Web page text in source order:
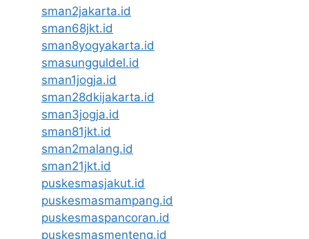
sman2jakarta.id
sman68jkt.id
sman8yogyakarta.id
smasungguldel.id
sman1jogja.id
sman28dkijakarta.id
sman3jogja.id
sman81jkt.id
sman2malang.id
sman21jkt.id
puskesmasjakut.id
puskesmasmampang.id
puskesmaspancoran.id
puskesmasmenteng.id